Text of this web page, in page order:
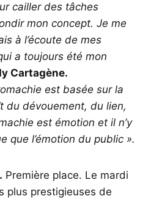
cailler des tâches
mon concept. Je me
à l’écoute de mes
a toujours été mon
Cartagène.
est basée sur la
du dévouement, du lien,
est émotion et il n’y
que l’émotion du public ».
Première place. Le mardi
plus prestigieuses de